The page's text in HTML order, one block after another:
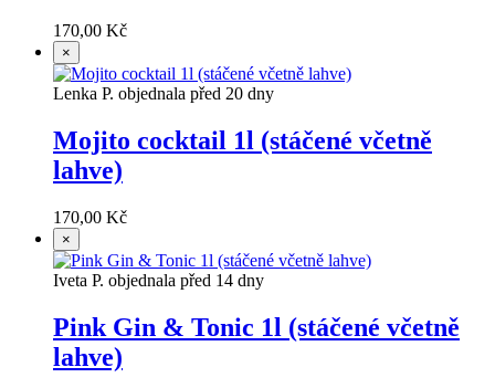
170,00 Kč
×
Lenka P. objednala před 20 dny
Mojito cocktail 1l (stáčené včetně
lahve)
170,00 Kč
×
Iveta P. objednala před 14 dny
Pink Gin & Tonic 1l (stáčené včetně
lahve)